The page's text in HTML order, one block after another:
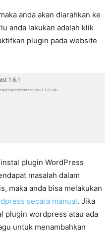
anda akan diarahkan ke
anda lakukan adalah klik
plugin pada website
plugin WordPress
masalah dalam
maka anda bisa melakukan
secara manual. Jika
plugin wordpress atau ada
untuk menambahkan